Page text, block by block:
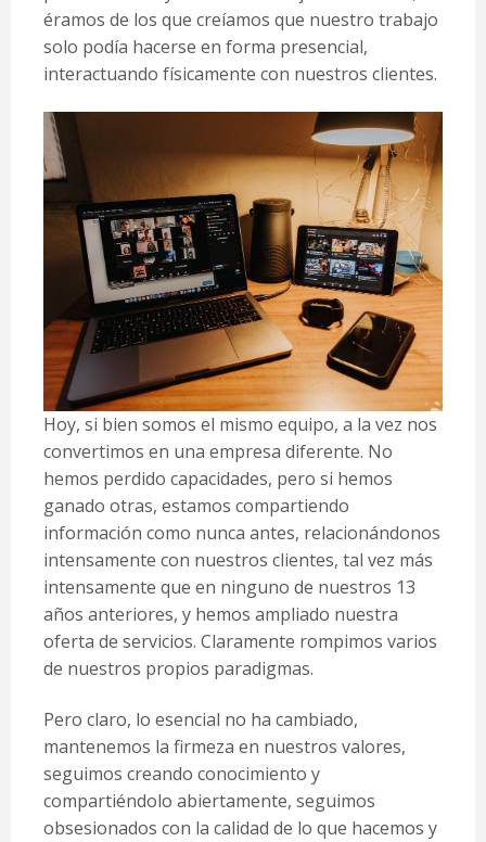
éramos de los que creíamos que nuestro trabajo
solo podía hacerse en forma presencial,
interactuando físicamente con nuestros clientes.
Hoy, si bien somos el mismo equipo, a la vez nos
convertimos en una empresa diferente. No
hemos perdido capacidades, pero si hemos
ganado otras, estamos compartiendo
información como nunca antes, relacionándonos
intensamente con nuestros clientes, tal vez más
intensamente que en ninguno de nuestros 13
años anteriores, y hemos ampliado nuestra
oferta de servicios. Claramente rompimos varios
de nuestros propios paradigmas.
Pero claro, lo esencial no ha cambiado,
mantenemos la firmeza en nuestros valores,
seguimos creando conocimiento y
compartiéndolo abiertamente, seguimos
obsesionados con la calidad de lo que hacemos y